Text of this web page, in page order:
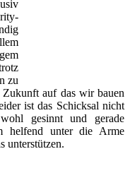
zu
auf das wir bauen
ist das Schicksal nicht
gesinnt und gerade
helfend unter die Arme
unterstützen.